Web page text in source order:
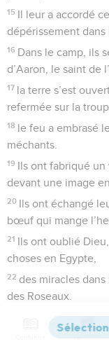
15 Il leur a accordé
dépérissement dans
16 Dans le camp, ils
d’Aaron, le saint de
17 la terre s’est
refermée sur la
18 le feu a embrasé
méchants.
19 Ils ont fabriqué un
devant une image
20 Ils ont échangé
bœuf qui mange
21 Ils ont oublié
choses en Egypte,
22 des miracles
des Roseaux.
Il parlait de les
choisi, s’est tenu à
Versions